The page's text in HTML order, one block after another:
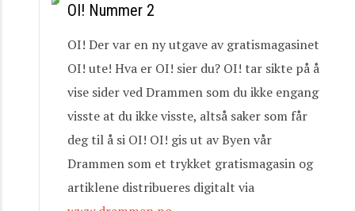
OI! Nummer 2
OI! Der var en ny utgave av gratismagasinet
OI! ute! Hva er OI! sier du? OI! tar sikte på å
vise sider ved Drammen som du ikke engang
visste at du ikke visste, altså saker som får
deg til å si OI! OI! gis ut av Byen vår
Drammen som et trykket gratismagasin og
artiklene distribueres digitalt via